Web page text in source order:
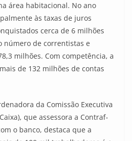
área habitacional. No ano
às taxas de juros
cerca de 6 milhões
número de correntistas e
milhões. Com competência, a
de 132 milhões de contas
da Comissão Executiva
que assessora a Contraf-
o banco, destaca que a